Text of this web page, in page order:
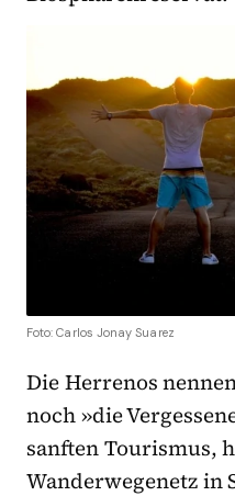
Foto: Carlos Jonay Suarez
Die Herrenos
noch »die
sanften Tourismus,
Wanderwegenetz in